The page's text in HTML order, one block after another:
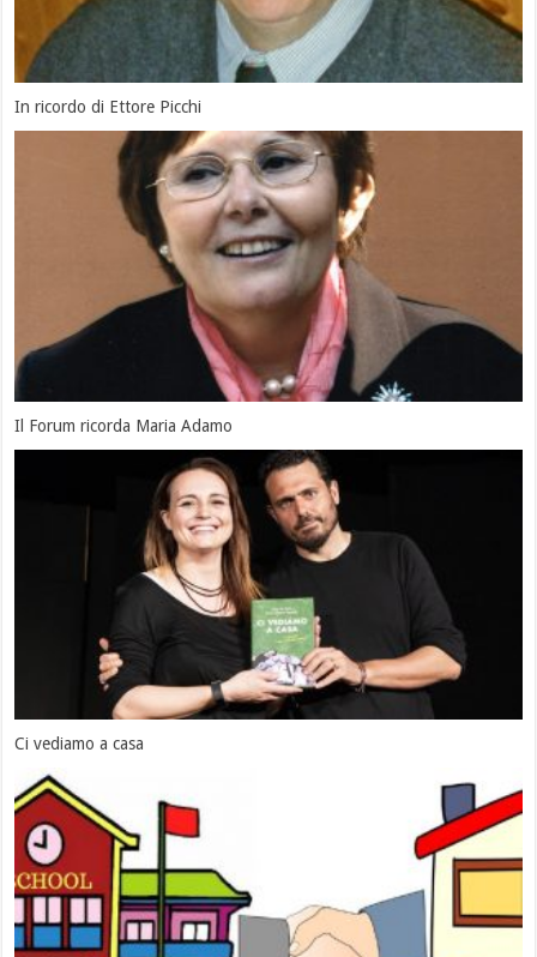
In ricordo di Ettore Picchi
Il Forum ricorda Maria Adamo
Ci vediamo a casa